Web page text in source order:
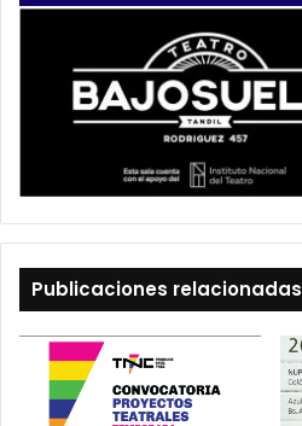
Publicaciones relacionadas